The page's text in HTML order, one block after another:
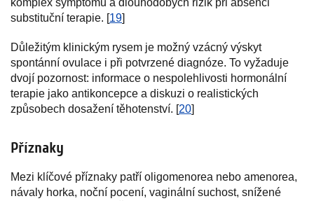
komplex symptomů a dlouhodobých rizik při absenci
substituční terapie. [19]
Důležitým klinickým rysem je možný vzácný výskyt
spontánní ovulace i při potvrzené diagnóze. To vyžaduje
dvojí pozornost: informace o nespolehlivosti hormonální
terapie jako antikoncepce a diskuzi o realistických
způsobech dosažení těhotenství. [20]
Příznaky
Mezi klíčové příznaky patří oligomenorea nebo amenorea,
návaly horka, noční pocení, vaginální suchost, snížené